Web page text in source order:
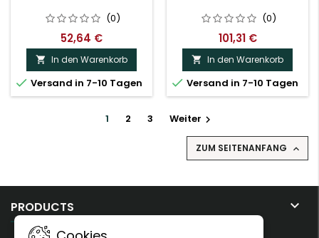
(0)
52,64 €
 In den Warenkorb
 Versand in 7-10 Tagen
(0)
101,31 €
 In den Warenkorb
 Versand in 7-10 Tagen
1 2 3 Weiter 
ZUM SEITENANFANG 
PRODUCTS 